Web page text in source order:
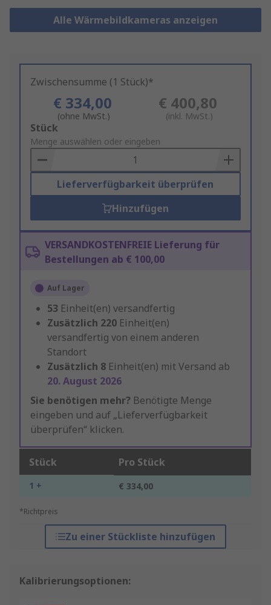
Alle Wärmebildkameras anzeigen
Zwischensumme (1 Stück)*
€ 334,00
(ohne MwSt.)
€ 400,80
(inkl. MwSt.)
Add
to
Basket
Stück
Menge auswählen oder eingeben
Lieferverfügbarkeit überprüfen
Hinzufügen
VERSANDKOSTENFREIE Lieferung für
Bestellungen ab € 100,00
Auf Lager
53 Einheit(en) versandfertig
Zusätzlich 220 Einheit(en)
versandfertig von einem anderen
Standort
Zusätzlich 8 Einheit(en) mit Versand ab
20. August 2026
Sie benötigen mehr? Benötigte Menge
eingeben und auf „Lieferverfügbarkeit
überprüfen“ klicken.
Stück Pro Stück
1 + € 334,00
*Richtpreis
Zu einer Stückliste hinzufügen
Kalibrierungsoptionen: